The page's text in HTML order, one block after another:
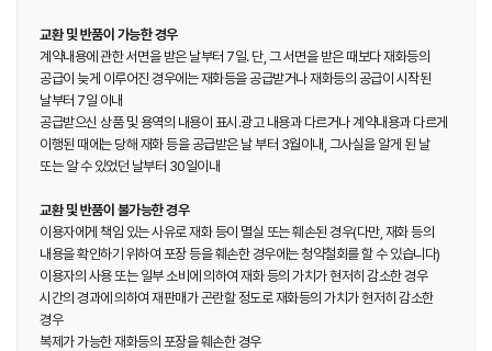
교환 및 반품이 가능한 경우
계약내용에 관한 서면을 받은 날부터 7일. 단, 그 서면을 받은 때보다 재화등의
공급이 늦게 이루어진 경우에는 재화등을 공급받거나 재화등의 공급이 시작된
날부터 7일 이내
공급받으신 상품 및 용역의 내용이 표시.광고 내용과 다르거나 계약내용과 다르게
이행된 때에는 당해 재화 등을 공급받은 날 부터 3월이내, 그사실을 알게 된 날
또는 알 수 있었던 날부터 30일이내
교환 및 반품이 불가능한 경우
이용자에게 책임 있는 사유로 재화 등이 멸실 또는 훼손된 경우(다만, 재화 등의
내용을 확인하기 위하여 포장 등을 훼손한 경우에는 청약철회를 할 수 있습니다)
이용자의 사용 또는 일부 소비에 의하여 재화 등의 가치가 현저히 감소한 경우
시간의 경과에 의하여 재판매가 곤란할 정도로 재화등의 가치가 현저히 감소한
경우
복제가 가능한 재화등의 포장을 훼손한 경우